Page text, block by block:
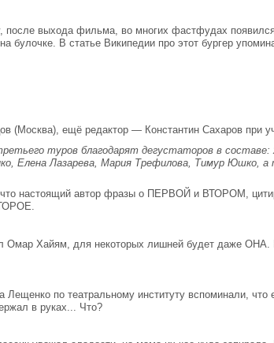
после выхода фильма, во многих фастфудах
булочке. В статье Википедии про этот бургер
(Москва), ещё редактор — Константин Сахаров при
туров благодарят дегустаторов в составе:
Елена Лазарева, Мария Трефилова, Тимур Юшко, а
что настоящий автор фразы о ПЕРВОЙ и ВТОРОМ,
Омар Хайям, для некоторых лишней будет даже ОНА.
Лещенко по театральному институту вспоминали,
в руках... Что?